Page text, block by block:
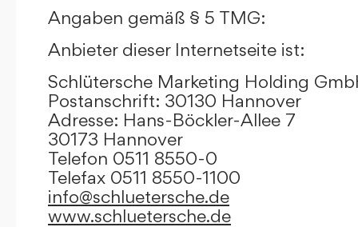
Angaben gemäß § 5 TMG:
Anbieter dieser Internetseite ist:
Schlütersche Marketing Holding
Postanschrift: 30130 Hannover
Adresse: Hans-Böckler-Allee 7
30173 Hannover
Telefon 0511 8550-0
Telefax 0511 8550-1100
info@schluetersche.de
www.schluetersche.de